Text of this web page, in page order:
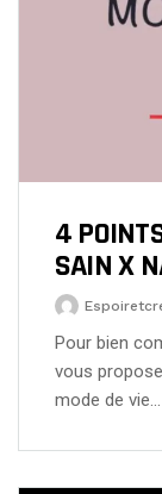
4
SAIN X
Pour bien
vous
mode de vie…